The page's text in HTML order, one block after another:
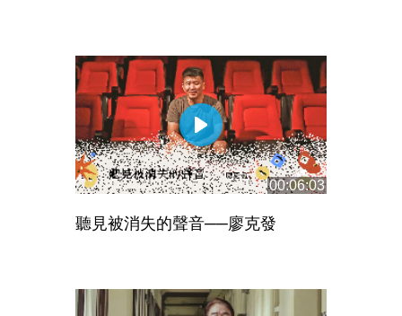
00:06:03
聽見被消失的聲音──廖克發